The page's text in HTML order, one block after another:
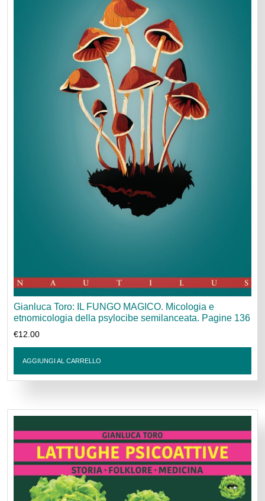
Gianluca Toro: IL FUNGO MAGICO. Micologia e
etnomicologia della psylocibe semilanceata. Pagine 136
€12.00
AGGIUNGI AL CARRELLO